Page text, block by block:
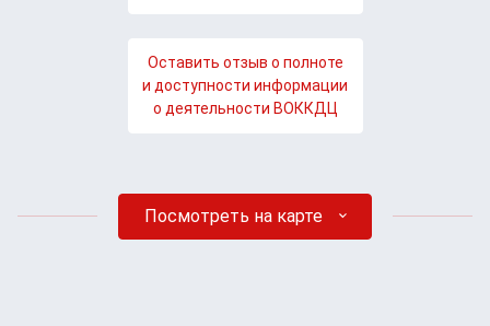
Оставить отзыв о полноте
и доступности информации
о деятельности ВОККДЦ
Посмотреть на карте